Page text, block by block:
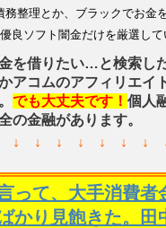
務整理とか、ブラックでお金
良ソフト闇金だけを厳選して
を借りたい…と検索し
アコムのアフィリエイ
でも大丈夫です！ 個人
の金融があります。
↓ ↓ ↓ ↓ ↓ ↓ ↓
って、大手消費者
かり見飽きた。田